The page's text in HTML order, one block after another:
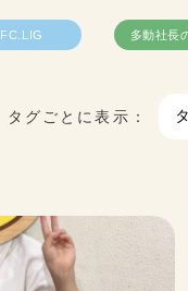
FC.LIG 多動社長
タグごとに表示：